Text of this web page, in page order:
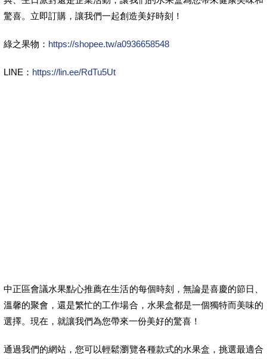
驚喜。立即訂購，讓我們一起創造美好時刻！
綠之果物： https://shopee.tw/a0936658548
LINE： https://lin.ee/RdTu5Ut
中正區會議水果點心推薦在生活的每個時刻，無論是喜慶的節日、
溫馨的聚會，還是繁忙的工作場合，水果盒都是一個獨特而美味的
選擇。現在，就讓我們為您帶來一份美好的驚喜！
通過我們的網站，您可以輕鬆瀏覽各種款式的水果盒，挑選最適合